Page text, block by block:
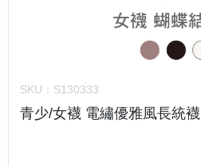
SKU： S130333
青少/女襪 電繡優雅風長統襪